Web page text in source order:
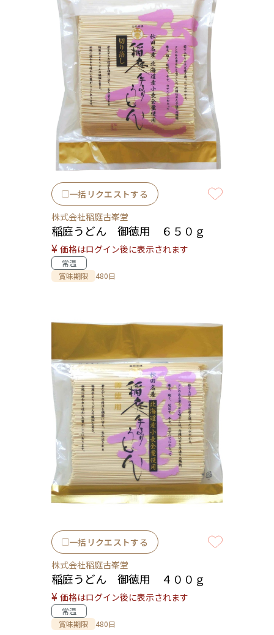
一括リクエストする
株式会社稲庭古峯堂
稲庭うどん 御徳用 ６５０ｇ
¥ 価格はログイン後に表示されます
常温
賞味期限
480日
一括リクエストする
株式会社稲庭古峯堂
稲庭うどん 御徳用 ４００ｇ
¥ 価格はログイン後に表示されます
常温
賞味期限
480日